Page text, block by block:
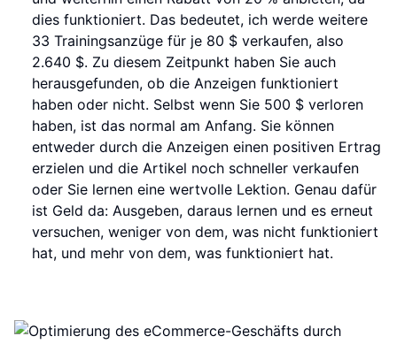
dies funktioniert. Das bedeutet, ich werde weitere
33 Trainingsanzüge für je 80 $ verkaufen, also
2.640 $. Zu diesem Zeitpunkt haben Sie auch
herausgefunden, ob die Anzeigen funktioniert
haben oder nicht. Selbst wenn Sie 500 $ verloren
haben, ist das normal am Anfang. Sie können
entweder durch die Anzeigen einen positiven Ertrag
erzielen und die Artikel noch schneller verkaufen
oder Sie lernen eine wertvolle Lektion. Genau dafür
ist Geld da: Ausgeben, daraus lernen und es erneut
versuchen, weniger von dem, was nicht funktioniert
hat, und mehr von dem, was funktioniert hat.